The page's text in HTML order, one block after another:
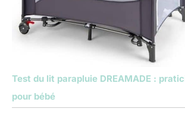
Test du lit parapluie DREAMADE :
pour bébé